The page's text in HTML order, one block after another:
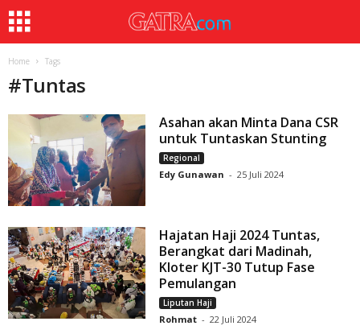
Home Tags
#Tuntas
Asahan akan Minta Dana CSR
untuk Tuntaskan Stunting
Regional
Edy Gunawan - 25 Juli 2024
Hajatan Haji 2024 Tuntas,
Berangkat dari Madinah,
Kloter KJT-30 Tutup Fase
Pemulangan
Liputan Haji
Rohmat - 22 Juli 2024